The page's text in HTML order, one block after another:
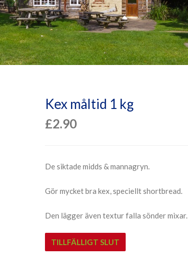
Kex måltid 1 kg
£2.90
De siktade midds & mannagryn.
Gör mycket bra kex, speciellt shortbread.
Den lägger även textur falla sönder mixar.
TILLFÄLLIGT SLUT